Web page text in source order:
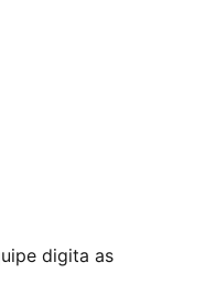
digita as